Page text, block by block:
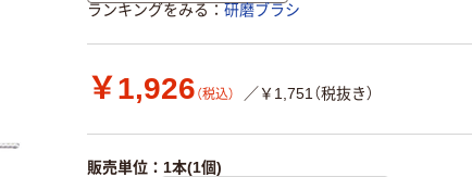
ランキングをみる 研磨ブラシ
￥1,926 （税込） ／￥1,751（税抜き）
販売単位：1本(1個)